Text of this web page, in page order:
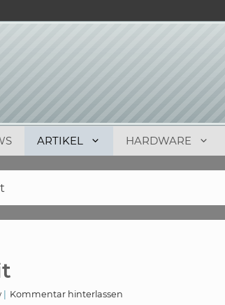
ARTIKEL HARDWARE
Kommentar hinterlassen